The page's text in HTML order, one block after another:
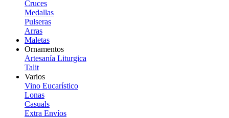
Cruces
Medallas
Pulseras
Arras
Maletas
Ornamentos
Artesanía Liturgica
Talit
Varios
Vino Eucarístico
Lonas
Casuals
Extra Envíos